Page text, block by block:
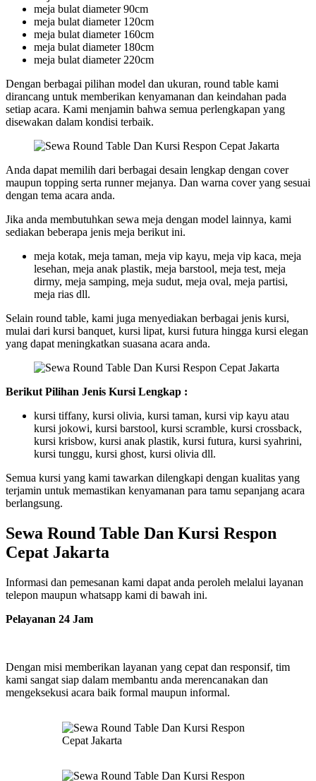
meja bulat diameter 90cm
meja bulat diameter 120cm
meja bulat diameter 160cm
meja bulat diameter 180cm
meja bulat diameter 220cm
Dengan berbagai pilihan model dan ukuran, round table kami
dirancang untuk memberikan kenyamanan dan keindahan pada
setiap acara. Kami menjamin bahwa semua perlengkapan yang
disewakan dalam kondisi terbaik.
Anda dapat memilih dari berbagai desain lengkap dengan cover
maupun topping serta runner mejanya. Dan warna cover yang sesuai
dengan tema acara anda.
Jika anda membutuhkan sewa meja dengan model lainnya, kami
sediakan beberapa jenis meja berikut ini.
meja kotak, meja taman, meja vip kayu, meja vip kaca, meja
lesehan, meja anak plastik, meja barstool, meja test, meja
dirmy, meja samping, meja sudut, meja oval, meja partisi,
meja rias dll.
Selain round table, kami juga menyediakan berbagai jenis kursi,
mulai dari kursi banquet, kursi lipat, kursi futura hingga kursi elegan
yang dapat meningkatkan suasana acara anda.
Berikut Pilihan Jenis Kursi Lengkap :
kursi tiffany, kursi olivia, kursi taman, kursi vip kayu atau
kursi jokowi, kursi barstool, kursi scramble, kursi crossback,
kursi krisbow, kursi anak plastik, kursi futura, kursi syahrini,
kursi tunggu, kursi ghost, kursi olivia dll.
Semua kursi yang kami tawarkan dilengkapi dengan kualitas yang
terjamin untuk memastikan kenyamanan para tamu sepanjang acara
berlangsung.
Sewa Round Table Dan Kursi Respon
Cepat Jakarta
Informasi dan pemesanan kami dapat anda peroleh melalui layanan
telepon maupun whatsapp kami di bawah ini.
Pelayanan 24 Jam
Dengan misi memberikan layanan yang cepat dan responsif, tim
kami sangat siap dalam membantu anda merencanakan dan
mengeksekusi acara baik formal maupun informal.